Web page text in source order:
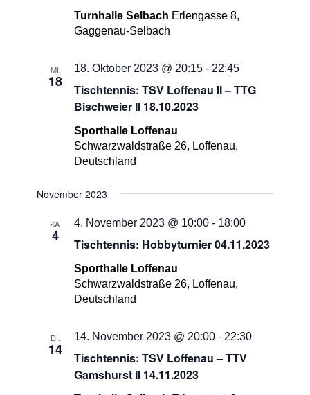
Turnhalle Selbach Erlengasse 8,
Gaggenau-Selbach
MI.
18
Tischtennis: TSV Loffenau II – TTG
Bischweier II 18.10.2023
18. Oktober 2023 @ 20:15 - 22:45
Sporthalle Loffenau
Schwarzwaldstraße 26, Loffenau,
Deutschland
November 2023
SA.
4 Tischtennis: Hobbyturnier 04.11.2023
4. November 2023 @ 10:00 - 18:00
Sporthalle Loffenau
Schwarzwaldstraße 26, Loffenau,
Deutschland
DI.
14
Tischtennis: TSV Loffenau – TTV
Gamshurst II 14.11.2023
14. November 2023 @ 20:00 - 22:30